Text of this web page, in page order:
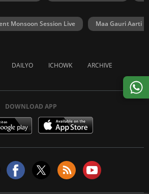
Monsoon Session Live Maa Gauri Aarti
DAILYO ICHOWK ARCHIVE
DOWNLOAD APP